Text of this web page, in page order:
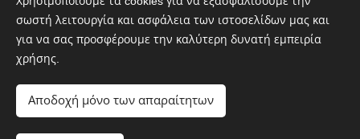
άλλες παρεμβάσεις υποστήριξης.
σωστή λειτουργία και ασφάλεια των ιστοσελίδων μας και
για να σας προσφέρουμε την καλύτερη δυνατή εμπειρία
χρήσης.
Αποδοχή μόνο των απαραίτητων